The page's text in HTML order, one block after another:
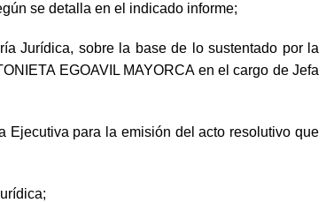
se detalla en el indicado informe;
Jurídica, sobre la base de lo sustentado por la
EGOAVIL MAYORCA en el cargo de Jefa
Ejecutiva para la emisión del acto resolutivo que